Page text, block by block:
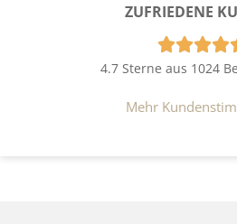
ZUFRIEDENE

4.7 Sterne aus 1024
Mehr